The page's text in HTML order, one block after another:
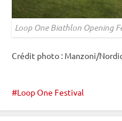
Loop One Biathlon Opening
Crédit photo : Manzoni/
Loop One Festival